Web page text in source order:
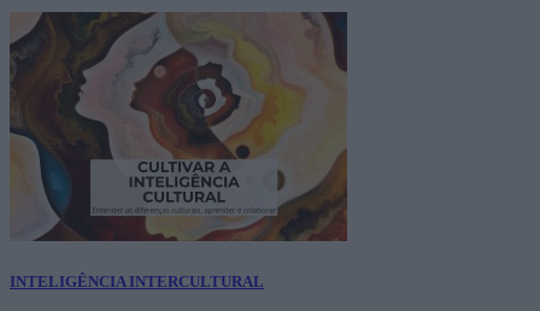
INTELIGÊNCIA INTERCULTURAL